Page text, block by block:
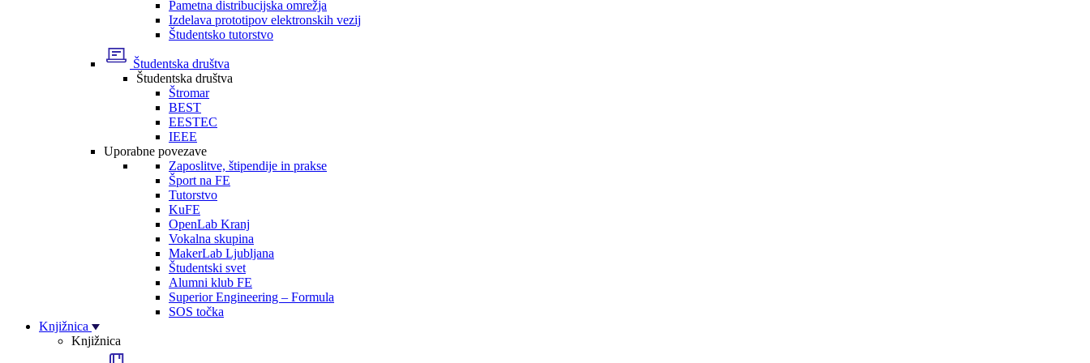
Pametna distribucijska omrežja
Izdelava prototipov elektronskih vezij
Študentsko tutorstvo
Študentska društva
Študentska društva
Štromar
BEST
EESTEC
IEEE
Uporabne povezave
Zaposlitve, štipendije in prakse
Šport na FE
Tutorstvo
KuFE
OpenLab Kranj
Vokalna skupina
MakerLab Ljubljana
Študentski svet
Alumni klub FE
Superior Engineering – Formula
SOS točka
Knjižnica
Knjižnica